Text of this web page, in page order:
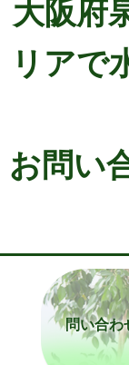
大阪府
リアで
お問い
問い合わ